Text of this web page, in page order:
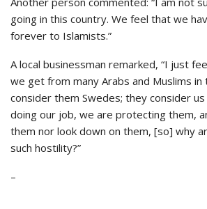
going in this country. We feel that we
forever to Islamists.”
A local businessman remarked, “I just
we get from many Arabs and Muslims in
consider them Swedes; they consider
doing our job, we are protecting them,
them nor look down on them, [so] why
such hostility?”
–